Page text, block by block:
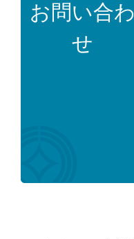
お問い合わ
せ